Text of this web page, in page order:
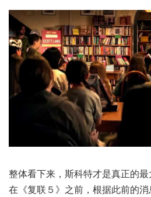
整体看下来，斯科特才是真正的
在《复联５》之前，根据此前的